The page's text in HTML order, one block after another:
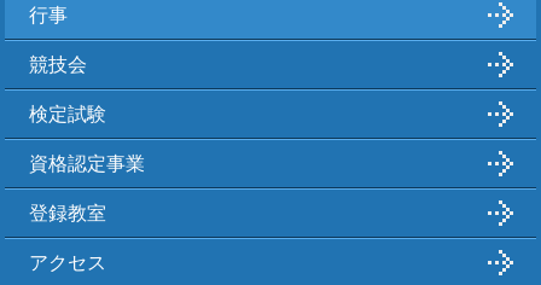
行事
競技会
検定試験
資格認定事業
登録教室
アクセス